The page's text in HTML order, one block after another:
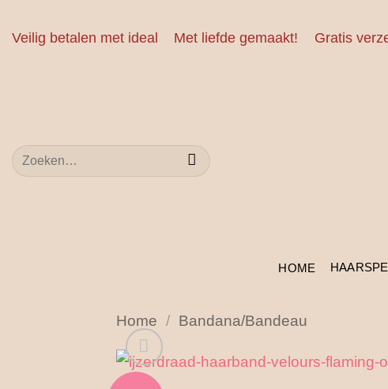
naar
Veilig betalen met ideal Met liefde gemaakt! Gratis
Zoeken
naar:
HOME
Home / Bandana/Bandeau